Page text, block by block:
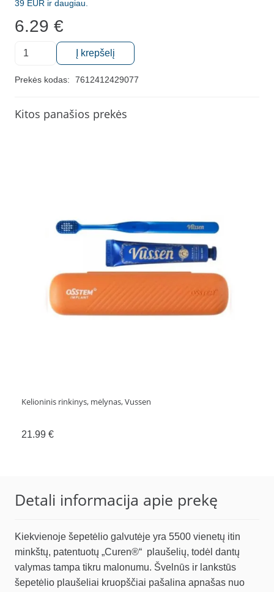
39 EUR ir daugiau.
6.29 €
produkto
Ypač
dantų
Į krepšelį
Prekės kodas: 7612412429077
Kitos panašios prekės
Kelioninis rinkinys, mėlynas, Vussen
21.99 €
Detali informacija apie prekę
Kiekvienoje šepetėlio galvutėje yra 5500 vienetų itin
minkštų, patentuotų „Curen®“ plaušelių, todėl dantų
valymas tampa tikru malonumu. Švelnūs ir lankstūs
šepetėlio plaušeliai kruopščiai pašalina apnašas nuo